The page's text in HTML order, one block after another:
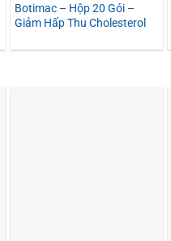
Botimac – Hộp 20 Gói –
Giảm Hấp Thu Cholesterol